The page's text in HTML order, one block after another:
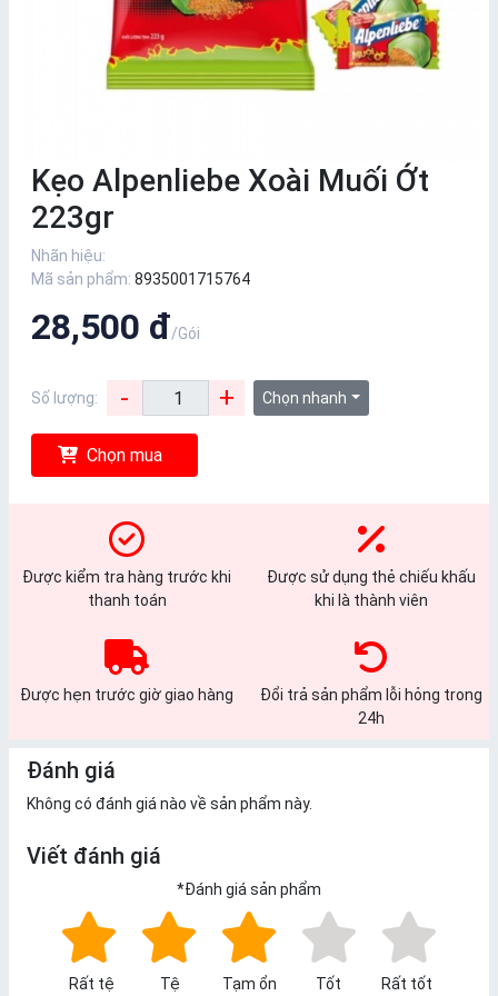
Kẹo Alpenliebe Xoài Muối Ớt
223gr
Nhãn hiệu:
Mã sản phẩm: 8935001715764
28,500 đ/Gói
Số lượng: - + Chọn nhanh
Chọn mua
Được kiểm tra hàng trước khi
thanh toán
Được sử dụng thẻ chiếu khấu
khi là thành viên
Được hẹn trước giờ giao hàng
Đổi trả sản phẩm lỗi hỏng trong
24h
Đánh giá
Không có đánh giá nào về sản phẩm này.
Viết đánh giá
*Đánh giá sản phẩm
Rất tệ Tệ Tạm ổn Tốt Rất tốt